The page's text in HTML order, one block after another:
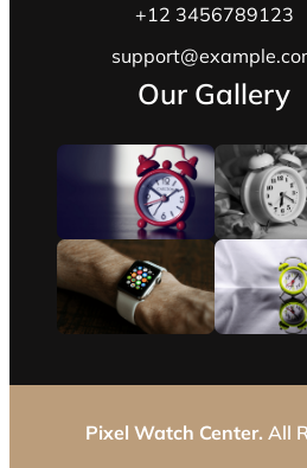
+12 3456789123
Our Gallery
Pixel Watch Center. All